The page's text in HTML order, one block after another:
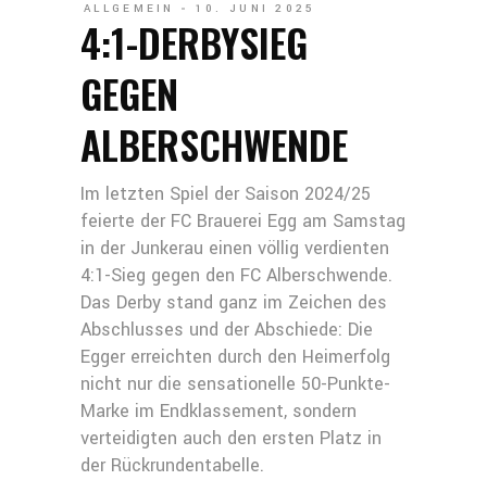
ALLGEMEIN 10. JUNI 2025
4:1-DERBYSIEG
GEGEN
ALBERSCHWENDE
Im letzten Spiel der Saison 2024/25
feierte der FC Brauerei Egg am Samstag
in der Junkerau einen völlig verdienten
4:1-Sieg gegen den FC Alberschwende.
Das Derby stand ganz im Zeichen des
Abschlusses und der Abschiede: Die
Egger erreichten durch den Heimerfolg
nicht nur die sensationelle 50-Punkte-
Marke im Endklassement, sondern
verteidigten auch den ersten Platz in
der Rückrundentabelle.